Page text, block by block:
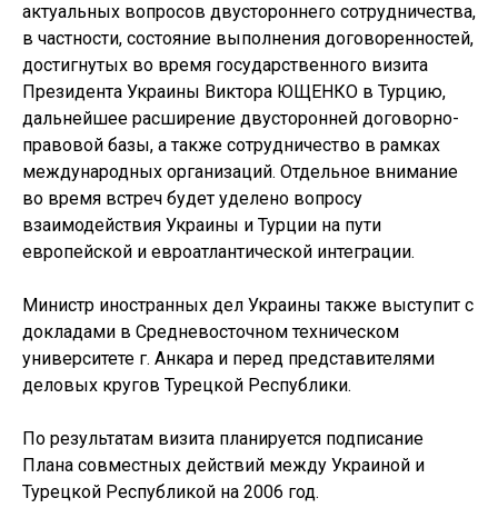
актуальных вопросов двустороннего сотрудничества,
в частности, состояние выполнения договоренностей,
достигнутых во время государственного визита
Президента Украины Виктора ЮЩЕНКО в Турцию,
дальнейшее расширение двусторонней договорно-
правовой базы, а также сотрудничество в рамках
международных организаций. Отдельное внимание
во время встреч будет уделено вопросу
взаимодействия Украины и Турции на пути
европейской и евроатлантической интеграции.
Министр иностранных дел Украины также выступит с
докладами в Средневосточном техническом
университете г. Анкара и перед представителями
деловых кругов Турецкой Республики.
По результатам визита планируется подписание
Плана совместных действий между Украиной и
Турецкой Республикой на 2006 год.